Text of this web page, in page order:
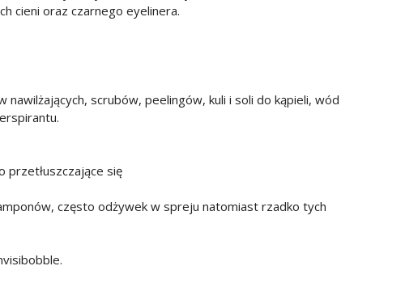
cieni oraz czarnego eyelinera.
nawilżających, scrubów, peelingów, kuli i soli do kąpieli, wód
przetłuszczające się
często odżywek w spreju natomiast rzadko tych